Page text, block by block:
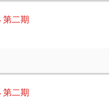
第二期
第二期